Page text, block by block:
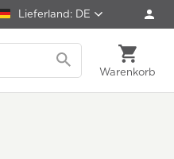
Lieferland: DE
Warenkorb